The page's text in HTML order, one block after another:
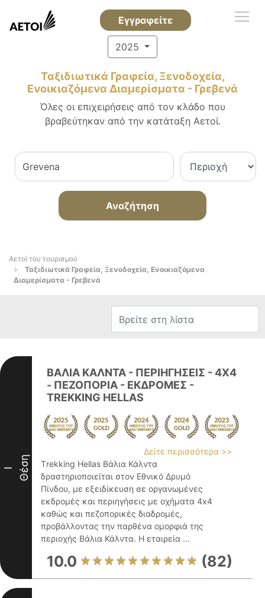
Εγγραφείτε
2025
Ταξιδιωτικά Γραφεία, Ξενοδοχεία,
Ενοικιαζόμενα Διαμερίσματα - Γρεβενά
Όλες οι επιχειρήσεις από τον κλάδο που
βραβεύτηκαν από την κατάταξη Αετοί.
Αναζήτηση
Αετοί του τουρισμού
Ταξιδιωτικά Γραφεία, Ξενοδοχεία, Ενοικιαζόμενα
Διαμερίσματα - Γρεβενά
I Θέση
ΒΑΛΙΑ ΚΑΛΝΤΑ - ΠΕΡΙΗΓΗΣΕΙΣ - 4Χ4
- ΠΕΖΟΠΟΡΙΑ - ΕΚΔΡΟΜΕΣ -
TREKKING HELLAS
Δείτε περισσότερα >>
Τrekking Hellas Βάλια Κάλντα
δραστηριοποιείται στον Εθνικό Δρυμό
Πίνδου, με εξειδίκευση σε οργανωμένες
εκδρομές και περιηγήσεις με οχήματα 4x4
καθώς και πεζοπορικές διαδρομές,
προβάλλοντας την παρθένα ομορφιά της
περιοχής Βάλια Κάλντα. Η εταιρεία ...
10.0 (82)